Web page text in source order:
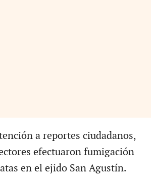
a reportes ciudadanos,
efectuaron fumigación
en el ejido San Agustín.